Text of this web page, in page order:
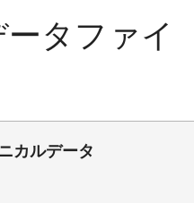
タファイ
カルデータ